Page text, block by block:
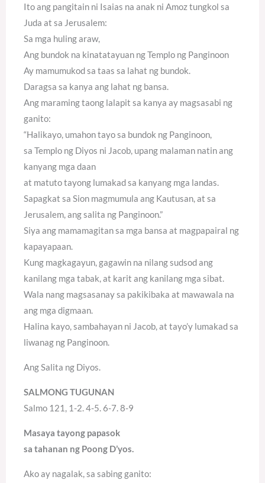
Ito ang pangitain ni Isaias na anak ni Amoz tungkol sa
Juda at sa Jerusalem:
Sa mga huling araw,
Ang bundok na kinatatayuan ng Templo ng Panginoon
Ay mamumukod sa taas sa lahat ng bundok.
Daragsa sa kanya ang lahat ng bansa.
Ang maraming taong lalapit sa kanya ay magsasabi ng
ganito:
“Halikayo, umahon tayo sa bundok ng Panginoon,
sa Templo ng Diyos ni Jacob, upang malaman natin ang
kanyang mga daan
at matuto tayong lumakad sa kanyang mga landas.
Sapagkat sa Sion magmumula ang Kautusan, at sa
Jerusalem, ang salita ng Panginoon.”
Siya ang mamamagitan sa mga bansa at magpapairal ng
kapayapaan.
Kung magkagayun, gagawin na nilang sudsod ang
kanilang mga tabak, at karit ang kanilang mga sibat.
Wala nang magsasanay sa pakikibaka at mawawala na
ang mga digmaan.
Halina kayo, sambahayan ni Jacob, at tayo’y lumakad sa
liwanag ng Panginoon.
Ang Salita ng Diyos.
SALMONG TUGUNAN
Salmo 121, 1-2. 4-5. 6-7. 8-9
Masaya tayong papasok
sa tahanan ng Poong D’yos.
Ako ay nagalak, sa sabing ganito: